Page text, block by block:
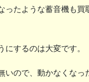
ったような蓄音機も買
にするのは大変です。
いので、動かなくなっ